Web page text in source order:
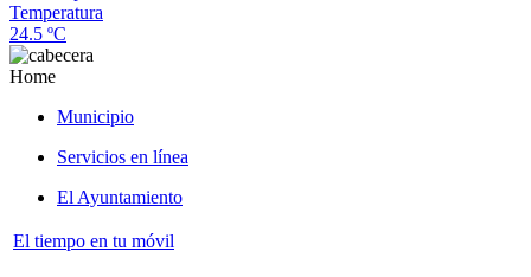
Temperatura
24.5 ºC
Home
Municipio
Servicios en línea
El Ayuntamiento
El tiempo en tu móvil